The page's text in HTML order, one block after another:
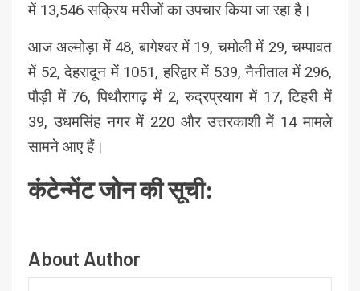
में 13,546 सक्रिय मरीजों का उपचार किया जा रहा है।
आज अल्मोड़ा में 48, बागेश्वर में 19, चमोली में 29, चम्पावत
में 52, देहरादून में 1051, हरिद्वार में 539, नैनीताल में 296,
पौड़ी में 76, पिथौरागढ़ में 2, रुद्रप्रयाग में 17, टिहरी में
39, उधमसिंह नगर में 220 और उत्तरकाशी में 14 मामले
सामने आए हैं।
कंटेन्मेंट जोन की सूची:
About Author